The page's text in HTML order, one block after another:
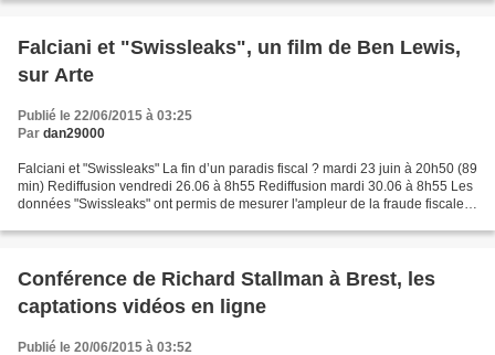
Falciani et "Swissleaks", un film de Ben Lewis,
sur Arte
Publié le 22/06/2015 à 03:25
Par dan29000
Falciani et "Swissleaks" La fin d’un paradis fiscal ? mardi 23 juin à 20h50 (89
min) Rediffusion vendredi 26.06 à 8h55 Rediffusion mardi 30.06 à 8h55 Les
données "Swissleaks" ont permis de mesurer l'ampleur de la fraude fiscale
Conférence de Richard Stallman à Brest, les
captations vidéos en ligne
Publié le 20/06/2015 à 03:52